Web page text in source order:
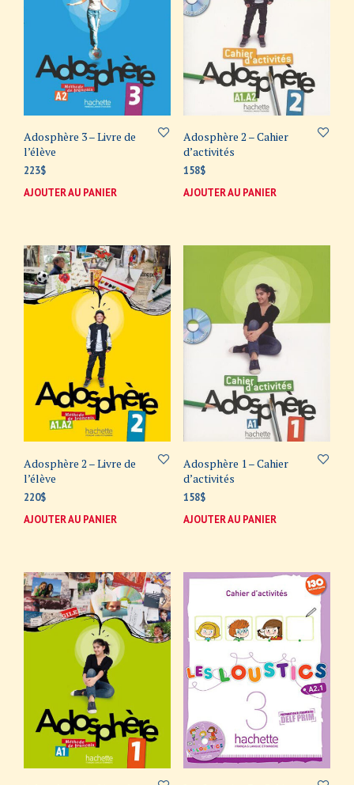
Adosphère 3 – Livre de
l’élève
223$
AJOUTER AU PANIER
Adosphère 2 – Cahier
d’activités
158$
AJOUTER AU PANIER
Adosphère 2 – Livre de
l’élève
220$
AJOUTER AU PANIER
Adosphère 1 – Cahier
d’activités
158$
AJOUTER AU PANIER